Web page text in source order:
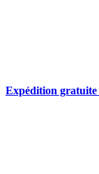
Expédition gratuite